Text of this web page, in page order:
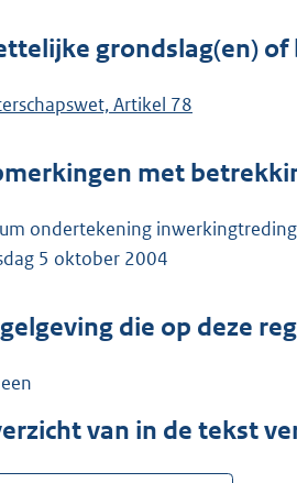
grondslag(en) of
Artikel 78
met
ondertekening
5 oktober 2004
die op deze
van in de tekst